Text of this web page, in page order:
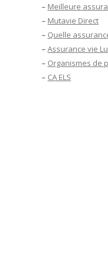
– Meilleure
– Mutavie Direct
– Quelle
– Assurance vie
– Organismes de
– CA ELS